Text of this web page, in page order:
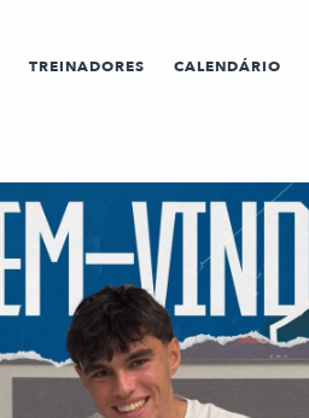
TREINADORES CALENDÁRIO